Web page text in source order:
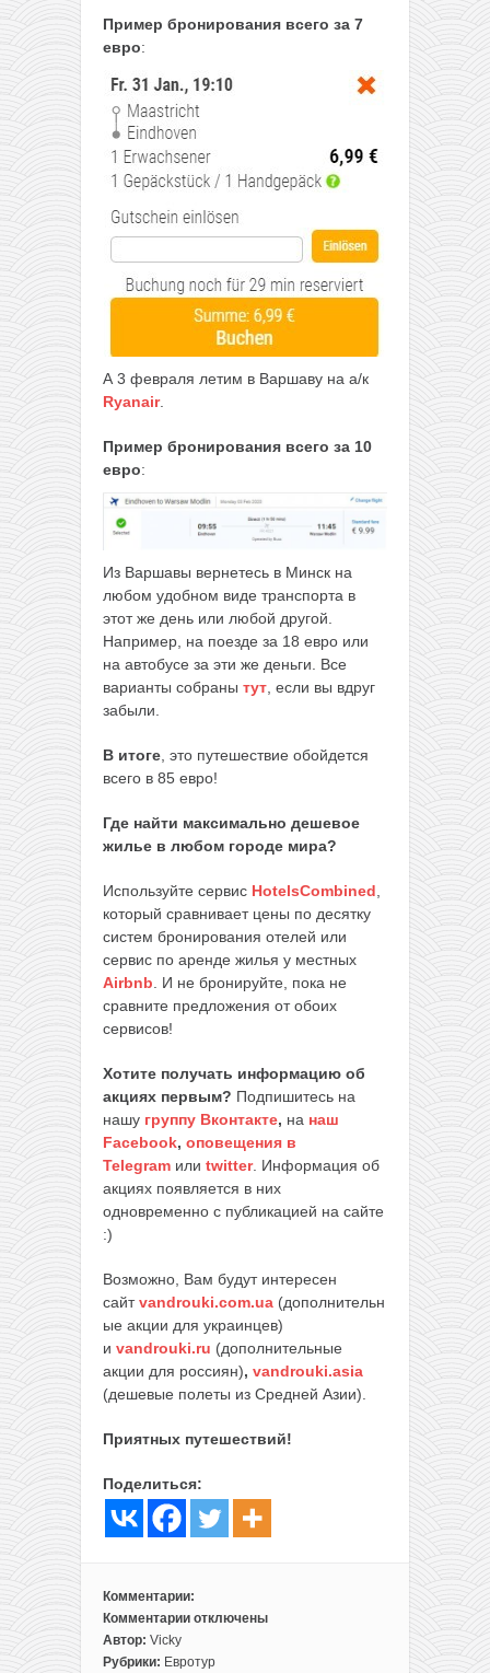
Пример бронирования всего за 7
евро:
А 3 февраля летим в Варшаву на а/к
Ryanair.
Пример бронирования всего за 10
евро:
Из Варшавы вернетесь в Минск на
любом удобном виде транспорта в
этот же день или любой другой.
Например, на поезде за 18 евро или
на автобусе за эти же деньги. Все
варианты собраны тут, если вы вдруг
забыли.
В итоге, это путешествие обойдется
всего в 85 евро!
Где найти максимально дешевое
жилье в любом городе мира?
Используйте сервис HotelsCombined,
который сравнивает цены по десятку
систем бронирования отелей или
сервис по аренде жилья у местных
Airbnb. И не бронируйте, пока не
сравните предложения от обоих
сервисов!
Хотите получать информацию об
акциях первым? Подпишитесь на
нашу группу Вконтакте, на наш
Facebook, оповещения в
Telegram или twitter. Информация об
акциях появляется в них
одновременно с публикацией на сайте
:)
Возможно, Вам будут интересен
сайтvandrouki.com.ua (дополнительн
ые акции для украинцев)
и vandrouki.ru (дополнительные
акции для россиян), vandrouki.asia
(дешевые полеты из Средней Азии).
Приятных путешествий!
Поделиться:
Комментарии:
Комментарии
к
записи
отключены
Автор: Vicky
Рубрики: Евротур